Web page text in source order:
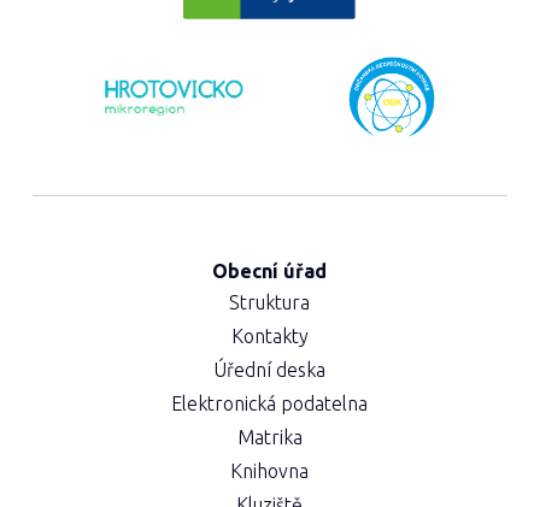
Obecní úřad
Struktura
Kontakty
Úřední deska
Elektronická podatelna
Matrika
Knihovna